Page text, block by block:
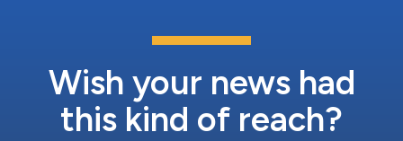
Wish your news had
this kind of reach?